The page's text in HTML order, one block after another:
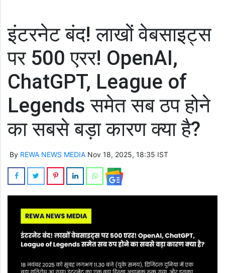
इंटरनेट बंद! लाखों वेबसाइट्स
पर 500 एरर! OpenAI,
ChatGPT, League of
Legends समेत सब ठप होने
का सबसे बड़ा कारण क्या है?
By REWA NEWS MEDIA Nov 18, 2025, 18:35 IST